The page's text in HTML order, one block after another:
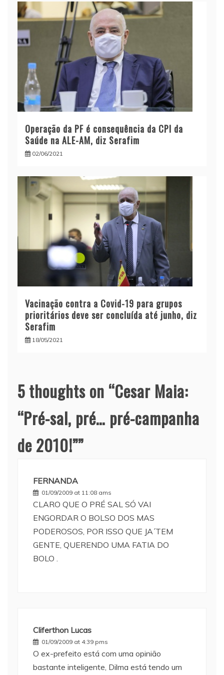
Operação da PF é consequência da CPI da
Saúde na ALE-AM, diz Serafim
02/06/2021
Vacinação contra a Covid-19 para grupos
prioritários deve ser concluída até junho, diz
Serafim
18/05/2021
5 thoughts on “Cesar Maia:
“Pré-sal, pré… pré-campanha
de 2010!””
FERNANDA
01/09/2009 at 11:08 ams
CLARO QUE O PRÉ SAL SÓ VAI
ENGORDAR O BOLSO DOS MAS
PODEROSOS, POR ISSO QUE JA´TEM
GENTE, QUERENDO UMA FATIA DO
BOLO .
Cliferthon Lucas
01/09/2009 at 4:39 pms
O ex-prefeito está com uma opinião
bastante inteligente, Dilma está tendo um